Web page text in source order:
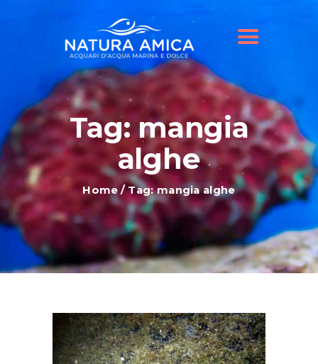
Tag: mangia
alghe
Home Tag: mangia alghe
IL NOSTRO NEGOZIO
OFFERTE ACQUARI
SHOP ONLINE
BLOG